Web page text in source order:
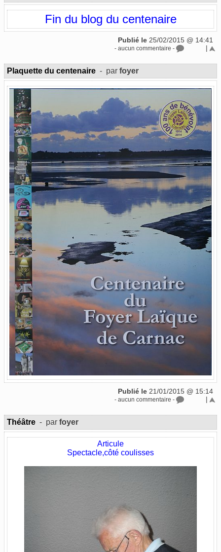
Fin du blog du centenaire
Publié le 25/02/2015 @ 14:41
- aucun commentaire - |
Plaquette du centenaire - par foyer
Publié le 21/01/2015 @ 15:14
- aucun commentaire - |
Théâtre - par foyer
Articule
Spectacle,côté coulisses